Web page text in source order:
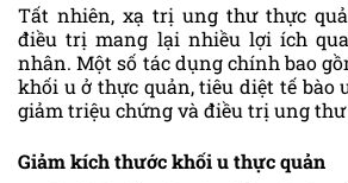
Tất nhiên, xạ trị ung thư thực
điều trị mang lại nhiều lợi ích
nhân. Một số tác dụng chính bao
khối u ở thực quản, tiêu diệt tế bào
giảm triệu chứng và điều trị ung
Giảm kích thước khối u thực quản